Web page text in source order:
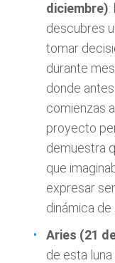
diciembre):
descubres
tomar
durante
donde
comienzas
proyecto
demuestra
que
expresar
dinámica
Aries (21
de esta